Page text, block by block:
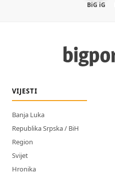
BiG iG
VIJESTI
Banja Luka
Republika Srpska / BiH
Region
Svijet
Hronika